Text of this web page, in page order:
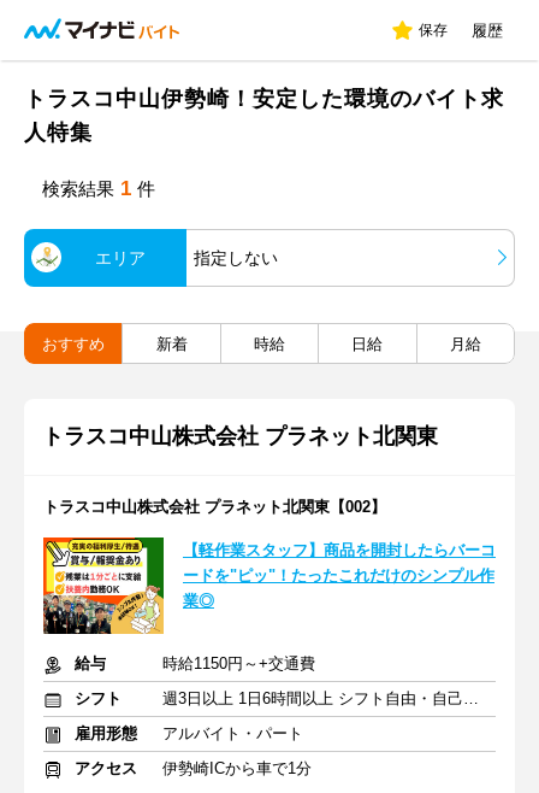
保存 履歴
トラスコ中山伊勢崎！安定した環境のバイト求
人特集
検索結果 1 件
エリア 指定しない
おすすめ 新着 時給 日給 月給
トラスコ中山株式会社 プラネット北関東
トラスコ中山株式会社 プラネット北関東【002】
【軽作業スタッフ】商品を開封したらバーコ
ードを"ピッ"！たったこれだけのシンプル作
業◎
給与
時給1150円～+交通費
シフト
週3日以上 1日6時間以上 シフト自由・自己申告
雇用形態
アルバイト・パート
アクセス
伊勢崎ICから車で1分